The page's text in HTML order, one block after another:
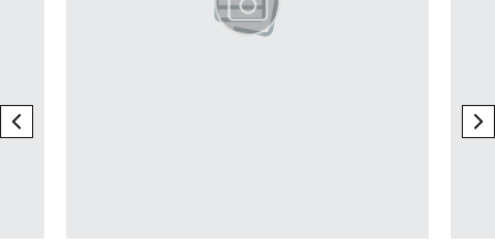
previous element